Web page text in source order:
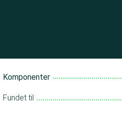
Komponenter
Fundet til